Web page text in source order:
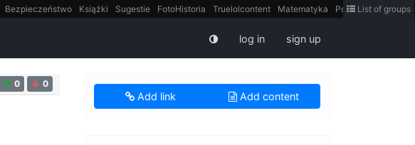
Bezpieczeństwo Książki Sugestie FotoHistoria Truelolcontent Matematyka Polska
intern
List of groups
log in sign up
0 0
Add link Add content